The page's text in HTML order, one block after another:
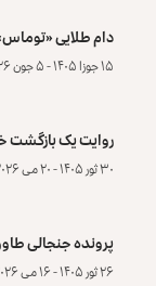
دام طلایی
۱۵ جوزا ۱۴۰۵ - ۵ جون ۲۰۲۶
روایت یک بازگشت
۳۰ ثور ۱۴۰۵ - ۲۰ می ۲۰۲۶
پرونده‌ جنجالی
۲۶ ثور ۱۴۰۵ - ۱۶ می ۲۰۲۶